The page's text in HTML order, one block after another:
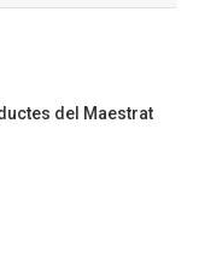
del Maestrat